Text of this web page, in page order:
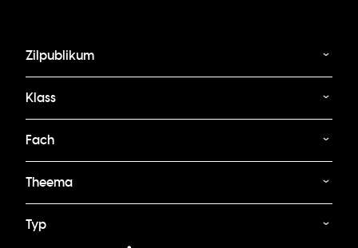
Zilpublikum
Klass
Fach
Theema
Typ